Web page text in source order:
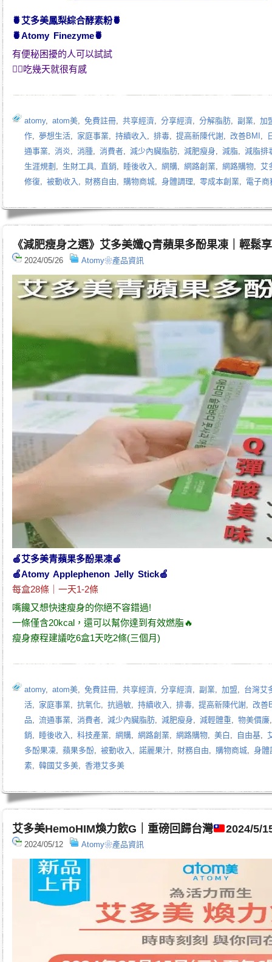
🍍 艾多美鳳梨綜合酵素粉🍍
🍍Atomy Finezyme🍍
有便秘困擾的人可以試試
👍🏻吃幾天就很有感
atomy, atom美, 免費註冊, 共享經濟, 分享經濟, 分解脂肪, 副業, 加
作, 夢想生活, 家庭事業, 持續收入 , 排毒, 提高新陳代謝, 改善BMI ,
通事業, 消炎, 消腫, 消費者, 減少內臟脂肪, 減肥瘦身, 減脂, 減脂排
生涯規劃 , 生財工具, 直銷, 睡後收入 , 網購, 網路創業, 網路購物, 艾
修復, 被動收入 , 財務自由, 購物商城, 身體調理, 零成本創業, 電子商
《減肥瘦身之選》艾多美孅Q青蘋果多酚果凍｜輕鬆
2024/05/26 Atomy❀產品資訊
🍏艾多美青蘋果多酚果凍🍏
🍏Atomy Applephenon Jelly Stick🍏
每盒28條｜一天1-2條
嘴饞又想快速瘦身的你絕不容錯過!
一條僅含20kcal，還可以幫你達到有效燃脂🔥
瘦身療程建議吃6盒1天吃2條(三個月)
atomy, atom美, 免費註冊, 共享經濟, 分享經濟, 副業, 加盟, 台灣艾
活, 家庭事業, 抗氧化, 抗過敏, 持續收入 , 排毒, 提高新陳代謝, 改善
品, 流通事業, 消費者, 減少內臟脂肪, 減肥瘦身, 減輕體重, 物美價廉
銷, 睡後收入 , 科技產業, 網購, 網路創業, 網路購物, 美白, 自由基,
多酚果凍, 蘋果多酚, 被動收入 , 諾麗果汁, 財務自由, 購物商城, 身體
素, 韓國艾多美, 香港艾多美
艾多美HemoHIM煥力飲G｜重磅回歸台灣 2024/5/
2024/05/12 Atomy❀產品資訊